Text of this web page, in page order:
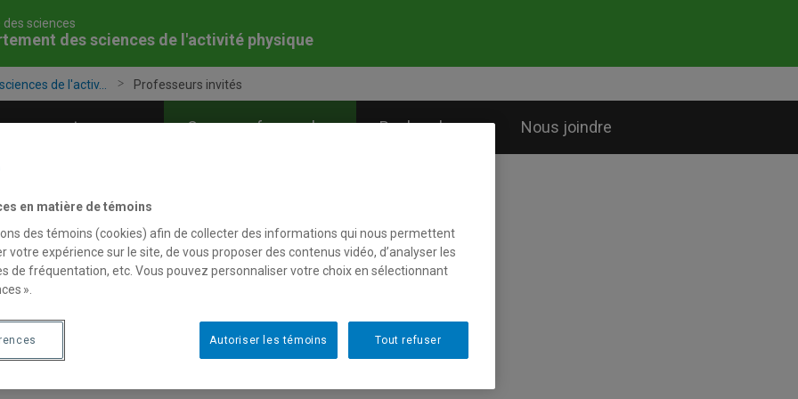
des sciences
des sciences de l'activité physique
de l'activ... Professeurs invités
et cours Corps professoral Recherche Nous joindre
en matière de témoins
des témoins (cookies) afin de collecter des informations qui nous permettent
votre expérience sur le site, de vous proposer des contenus vidéo, d’analyser les
de fréquentation, etc. Vous pouvez personnaliser votre choix en sélectionnant
».
Tout refuser
Autoriser les témoins